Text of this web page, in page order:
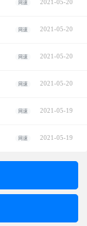
网速 2021-05-20
网速 2021-05-20
网速 2021-05-20
网速 2021-05-20
网速 2021-05-19
网速 2021-05-19